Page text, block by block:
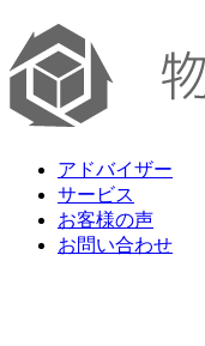
アドバイザー
サービス
お客様の声
お問い合わせ